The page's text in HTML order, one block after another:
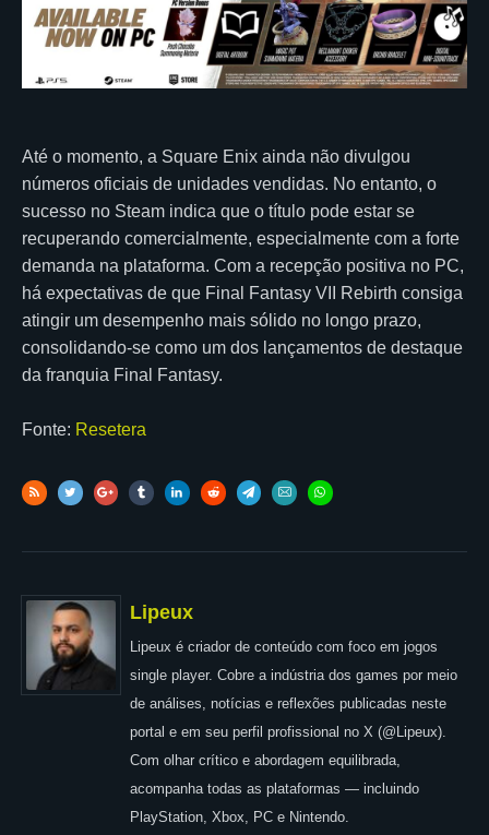
Até o momento, a Square Enix ainda não divulgou
números oficiais de unidades vendidas. No entanto, o
sucesso no Steam indica que o título pode estar se
recuperando comercialmente, especialmente com a forte
demanda na plataforma. Com a recepção positiva no PC,
há expectativas de que Final Fantasy VII Rebirth consiga
atingir um desempenho mais sólido no longo prazo,
consolidando-se como um dos lançamentos de destaque
da franquia Final Fantasy.
Fonte: Resetera
Lipeux
Lipeux é criador de conteúdo com foco em jogos
single player. Cobre a indústria dos games por meio
de análises, notícias e reflexões publicadas neste
portal e em seu perfil profissional no X (@Lipeux).
Com olhar crítico e abordagem equilibrada,
acompanha todas as plataformas — incluindo
PlayStation, Xbox, PC e Nintendo.